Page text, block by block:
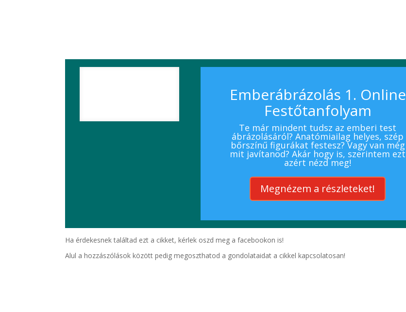
Emberábrázolás 1. Online
Festőtanfolyam
Te már mindent tudsz az emberi test
ábrázolásáról? Anatómiailag helyes, szép
bőrszínű figurákat festesz? Vagy van még
mit javítanod? Akár hogy is, szerintem ezt
azért nézd meg!
Megnézem a részleteket!
Ha érdekesnek találtad ezt a cikket, kérlek oszd meg a facebookon is!
Alul a hozzászólások között pedig megoszthatod a gondolataidat a cikkel kapcsolatosan!